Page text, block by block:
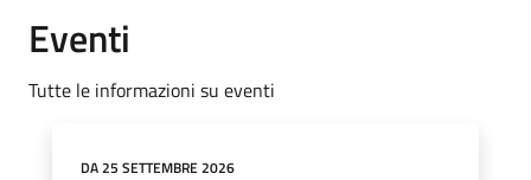
Eventi
Tutte le informazioni su eventi
DA 25 SETTEMBRE 2026